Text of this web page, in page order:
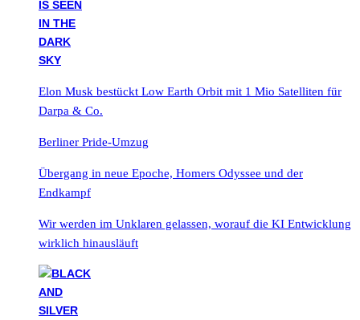
Elon Musk bestückt Low Earth Orbit mit 1 Mio Satelliten für
Darpa & Co.
Berliner Pride-Umzug
Übergang in neue Epoche, Homers Odyssee und der
Endkampf
Wir werden im Unklaren gelassen, worauf die KI Entwicklung
wirklich hinausläuft